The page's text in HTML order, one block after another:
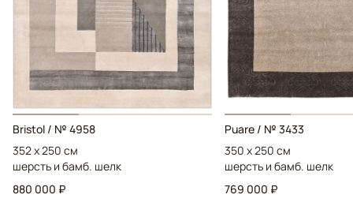
Bristol / № 4958
352 x 250 см
шерсть и бамб. шелк
880 000 ₽
Puare / № 3433
350 x 250 см
шерсть и бамб. шелк
769 000 ₽